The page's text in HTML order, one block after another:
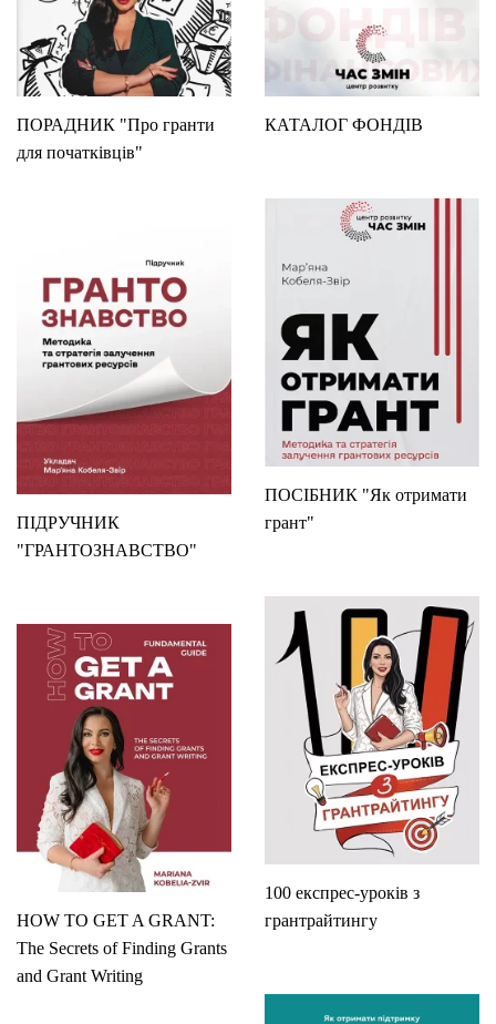
ПОРАДНИК "Про гранти
для початківців"
КАТАЛОГ ФОНДІВ
ПОСІБНИК "Як отримати
грант"
ПІДРУЧНИК
"ГРАНТОЗНАВСТВО"
100 експрес-уроків з
грантрайтингу
HOW TO GET A GRANT:
The Secrets of Finding Grants
and Grant Writing